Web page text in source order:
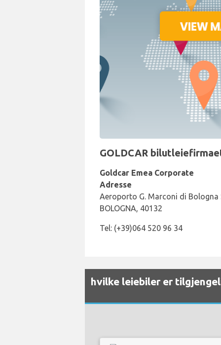
GOLDCAR
Goldcar Emea Corporate
Adresse
Aeroporto G. Marconi di Bologna
BOLOGNA, 40132
Tel: (+39)064 520 96 34
hvilke leiebiler er